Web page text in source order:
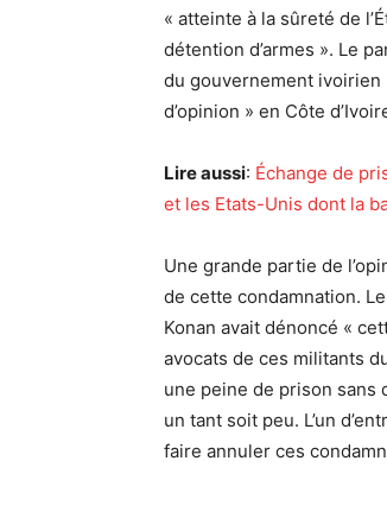
« atteinte à la sûreté de
détention d’armes ». Le
du gouvernement
d’opinion » en Côte
Lire aussi: Échange de
et les Etats-Unis dont la
Une grande partie de
de cette condamnation.
Konan avait dénoncé «
avocats de ces militants
une peine de prison sans
un tant soit peu. L’un
faire annuler ces